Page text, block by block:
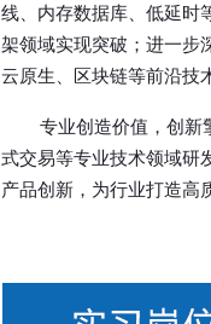
线、内存数据库、低延时
架领域实现突破；进一步
云原生、区块链等前沿技
专业创造价值，创新
式交易等专业技术领域研
产品创新，为行业打造高